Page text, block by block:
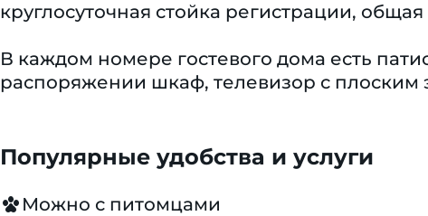
круглосуточная стойка регистрации, общая
В каждом номере гостевого дома есть
распоряжении шкаф, телевизор с плоским
Популярные удобства и услуги
Можно с питомцами